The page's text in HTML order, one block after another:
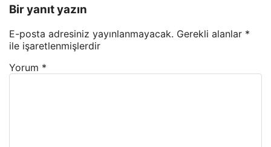
Bir yanıt yazın
E-posta adresiniz yayınlanmayacak. Gerekli alanlar *
ile işaretlenmişlerdir
Yorum *